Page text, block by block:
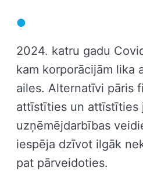
2024. katru gadu
kam korporācijām lika
ailes. Alternatīvi pāris
attīstīties un attīstīties
uzņēmējdarbības
iespēja dzīvot ilgāk
pat pārveidoties.